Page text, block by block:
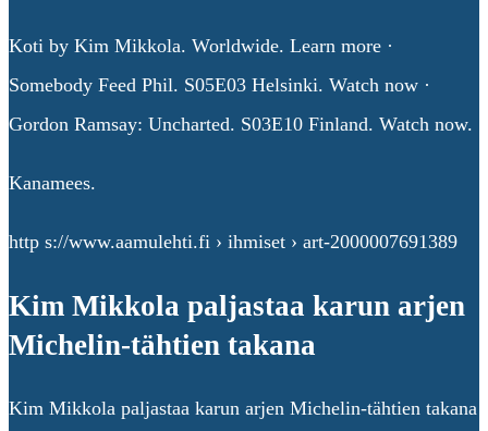
Koti by Kim Mikkola. Worldwide. Learn more ·
Somebody Feed Phil. S05E03 Helsinki. Watch now ·
Gordon Ramsay: Uncharted. S03E10 Finland. Watch now.
Kanamees.
http s://www.aamulehti.fi › ihmiset › art-2000007691389
Kim Mikkola paljastaa karun arjen
Michelin-tähtien takana
Kim Mikkola paljastaa karun arjen Michelin-tähtien takana